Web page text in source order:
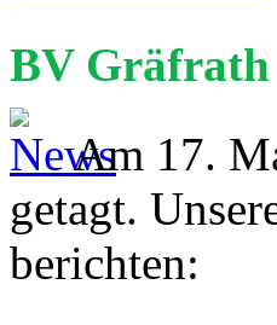
BV Gräfrath
Am 17.
getagt.
berichten: